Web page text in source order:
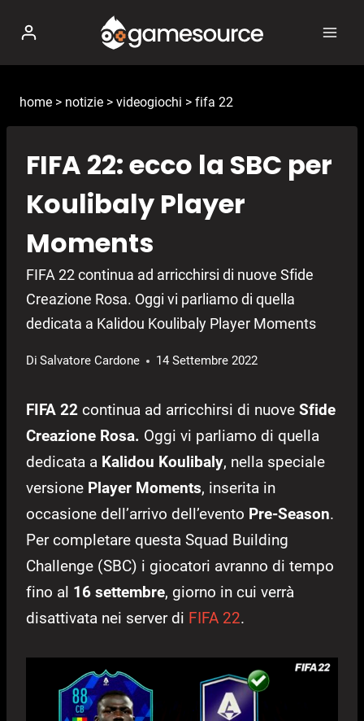
contenuto
home > notizie > videogiochi > fifa 22
FIFA 22: ecco la SBC per
Koulibaly Player
Moments
FIFA 22 continua ad arricchirsi di nuove Sfide
Creazione Rosa. Oggi vi parliamo di quella
dedicata a Kalidou Koulibaly Player Moments
Di Salvatore Cardone 14 Settembre 2022
FIFA 22 continua ad arricchirsi di nuove Sfide
Creazione Rosa. Oggi vi parliamo di quella
dedicata a Kalidou Koulibaly, nella speciale
versione Player Moments, inserita in
occasione dell’arrivo dell’evento Pre-Season.
Per completare questa Squad Building
Challenge (SBC) i giocatori avranno di tempo
fino al 16 settembre, giorno in cui verrà
disattivata nei server di FIFA 22.